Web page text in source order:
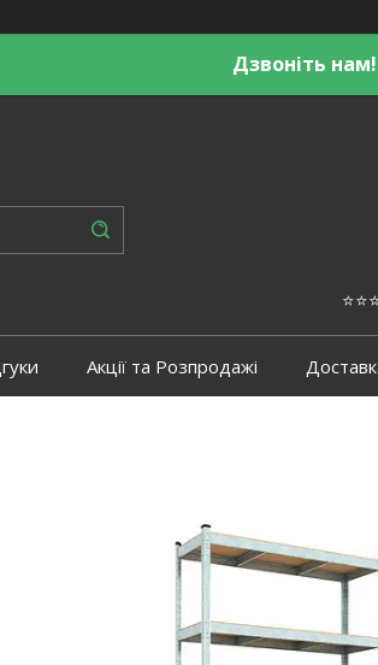
Дзвоніть нам!
Акції та Розпродажі